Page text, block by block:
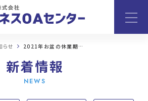
らせ 2021年お盆の休業期間のお知らせ
新着情報
NEWS